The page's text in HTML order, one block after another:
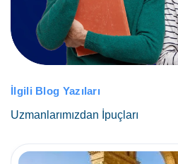
İlgili Blog Yazıları
Uzmanlarımızdan İpuçları